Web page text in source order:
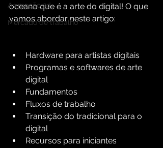
Animação 3d
Mercado de trabalho
oceano que é a arte do digital! O que
vamos abordar neste artigo:
Hardware para artistas digitais
Programas e softwares de arte
digital
Fundamentos
Fluxos de trabalho
Transição do tradicional para o
digital
Recursos para iniciantes